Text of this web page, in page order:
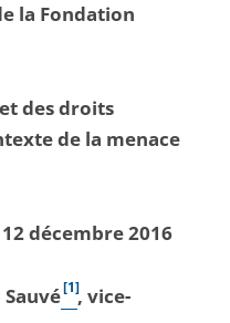
la Fondation
des droits
de la menace
décembre 2016
[1], vice-